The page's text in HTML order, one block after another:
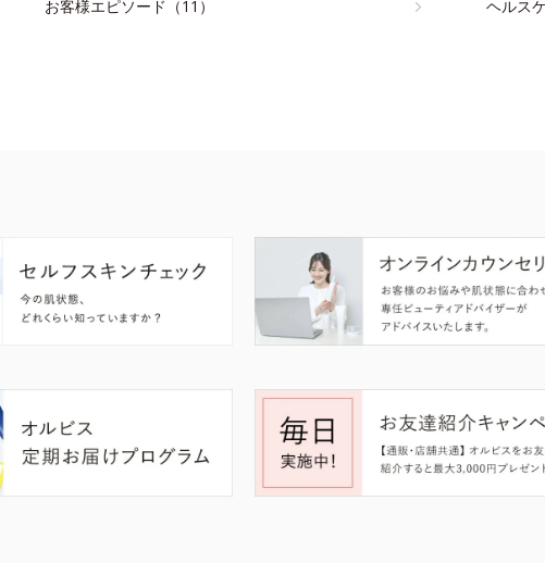
お客様エピソード（11） ヘルス